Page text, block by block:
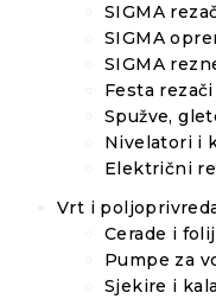
SIGMA
SIGMA
SIGMA
Festa
Spužve,
Nivelatori i
Električni
Vrt i
Cerade i
Pumpe za
Sjekire i